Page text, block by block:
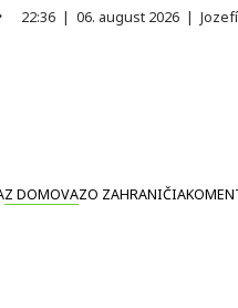
22:36 | 06. august 2026 |
Z DOMOVAZO ZAHRANIČIA